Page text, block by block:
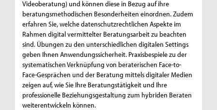
Videoberatung) und können diese in Bezug auf ihre
beratungsmethodischen Besonderheiten einordnen. Zudem
erfahren Sie, welche datenschutzrechtlichen Aspekte im
Rahmen digital vermittelter Beratungsarbeit zu beachten
sind. Übungen zu den unterschiedlichen digitalen Settings
geben Ihnen Anwendungssicherheit. Praxisbespiele zu der
systematischen Verknüpfung von beraterischen Face-to-
Face-Gesprächen und der Beratung mittels digitaler Medien
zeigen auf, wie Sie Ihre Beratungstätigkeit und Ihre
professionelle Beziehungsgestaltung zum hybriden Beraten
weiterentwickeln können.